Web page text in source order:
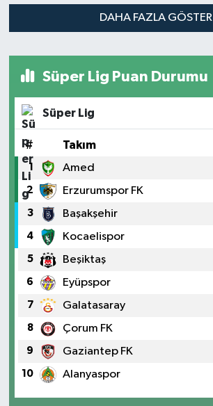
DAHA FAZLA GÖSTER
Süper Lig Puan Durumu
Süper Lig
# Takım
1 Amed
2 Erzurumspor FK
3 Başakşehir
4 Kocaelispor
5 Beşiktaş
6 Eyüpspor
7 Galatasaray
8 Çorum FK
9 Gaziantep FK
10 Alanyaspor